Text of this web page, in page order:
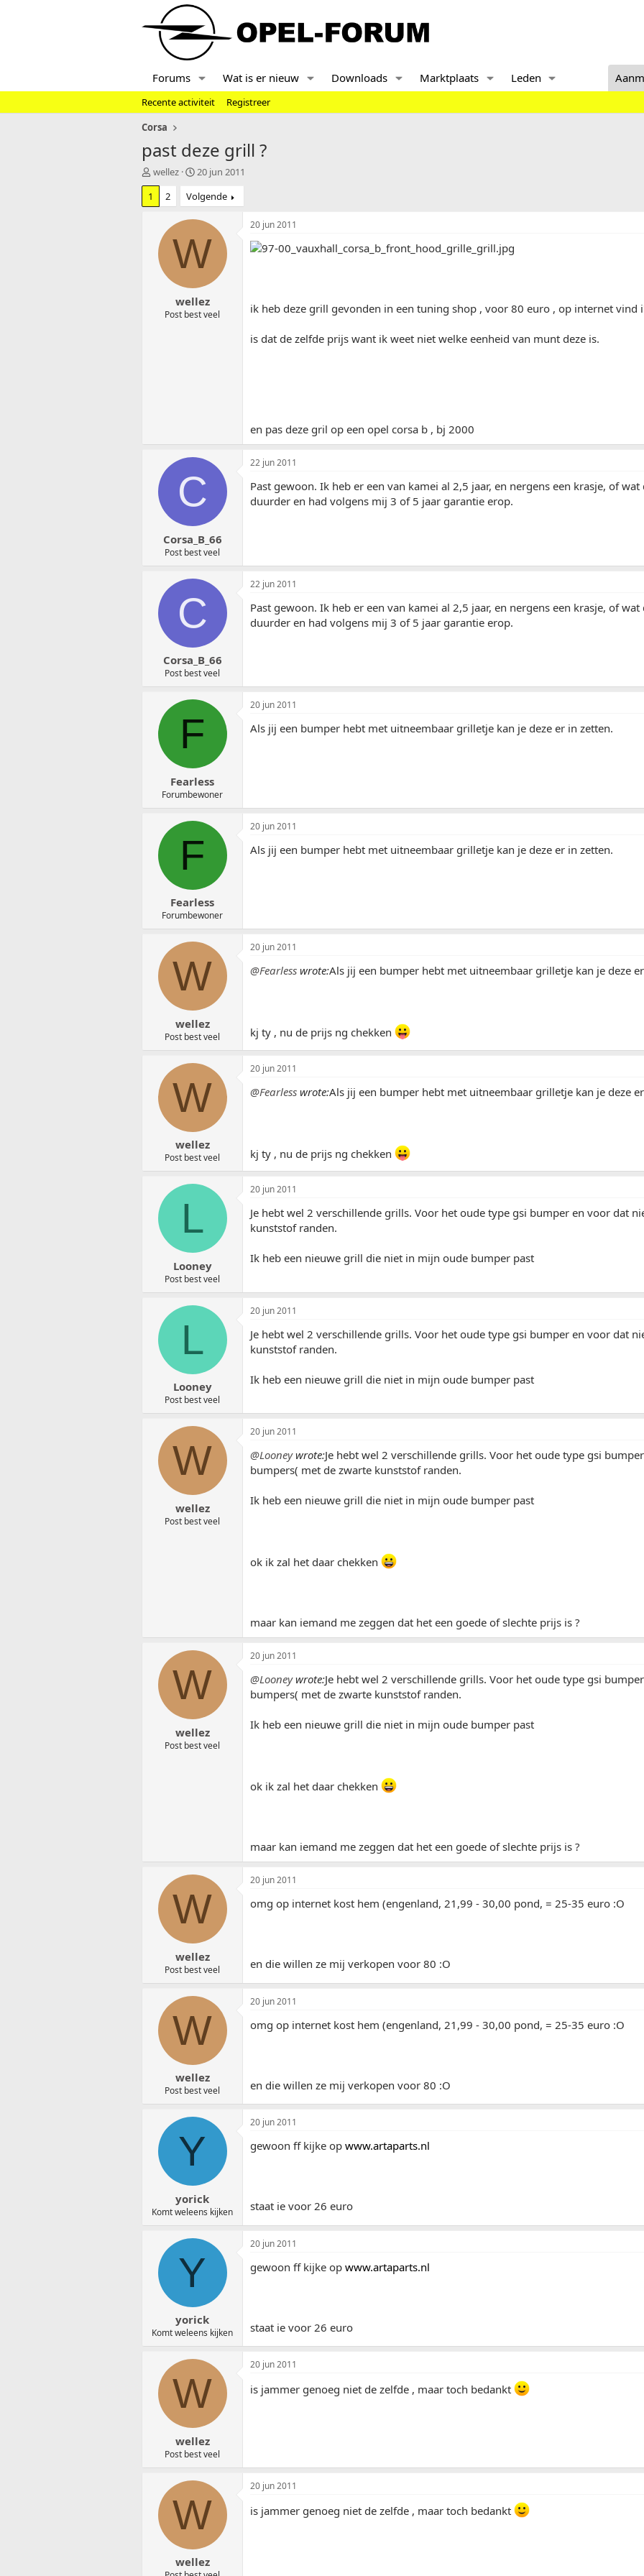
Forums Wat is er nieuw Downloads Marktplaats Leden
Recente activiteit
Registreer
Corsa
past deze grill ?
T
o
i
wellez
S
a
r
t
a
t
m
20 jun 2011
1
2 Volgende
W
wellez
Post best veel
20 jun 2011
ik heb deze grill gevonden in een tuning shop , voor 80 euro , op internet vind
is dat de zelfde prijs want ik weet niet welke eenheid van munt deze is.
en pas deze gril op een opel corsa b , bj 2000
C
Corsa_B_66
Post best veel
22 jun 2011
Past gewoon. Ik heb er een van kamei al 2,5 jaar, en nergens een krasje, of
duurder en had volgens mij 3 of 5 jaar garantie erop.
C
Corsa_B_66
Post best veel
22 jun 2011
Past gewoon. Ik heb er een van kamei al 2,5 jaar, en nergens een krasje, of
duurder en had volgens mij 3 of 5 jaar garantie erop.
F
Fearless
Forumbewoner
20 jun 2011
Als jij een bumper hebt met uitneembaar grilletje kan je deze er in zetten.
F
Fearless
Forumbewoner
20 jun 2011
Als jij een bumper hebt met uitneembaar grilletje kan je deze er in zetten.
W
wellez
Post best veel
20 jun 2011
@Fearless wrote:Als jij een bumper hebt met uitneembaar grilletje kan je deze
kj ty , nu de prijs ng chekken
W
wellez
Post best veel
20 jun 2011
@Fearless wrote:Als jij een bumper hebt met uitneembaar grilletje kan je deze
kj ty , nu de prijs ng chekken
L
Looney
Post best veel
20 jun 2011
Je hebt wel 2 verschillende grills. Voor het oude type gsi bumper en voor dat
kunststof randen.
Ik heb een nieuwe grill die niet in mijn oude bumper past
L
Looney
Post best veel
20 jun 2011
Je hebt wel 2 verschillende grills. Voor het oude type gsi bumper en voor dat
kunststof randen.
Ik heb een nieuwe grill die niet in mijn oude bumper past
W
wellez
Post best veel
20 jun 2011
@Looneywrote:Je hebt wel 2 verschillende grills. Voor het oude type gsi
bumpers( met de zwarte kunststof randen.
Ik heb een nieuwe grill die niet in mijn oude bumper past
ok ik zal het daar chekken
maar kan iemand me zeggen dat het een goede of slechte prijs is ?
W
wellez
Post best veel
20 jun 2011
@Looneywrote:Je hebt wel 2 verschillende grills. Voor het oude type gsi
bumpers( met de zwarte kunststof randen.
Ik heb een nieuwe grill die niet in mijn oude bumper past
ok ik zal het daar chekken
maar kan iemand me zeggen dat het een goede of slechte prijs is ?
W
wellez
Post best veel
20 jun 2011
omg op internet kost hem (engenland, 21,99 - 30,00 pond, = 25-35 euro :O
en die willen ze mij verkopen voor 80 :O
W
wellez
Post best veel
20 jun 2011
omg op internet kost hem (engenland, 21,99 - 30,00 pond, = 25-35 euro :O
en die willen ze mij verkopen voor 80 :O
Y
yorick
Komt weleens kijken
20 jun 2011
gewoon ff kijke op www.artaparts.nl
staat ie voor 26 euro
Y
yorick
Komt weleens kijken
20 jun 2011
gewoon ff kijke op www.artaparts.nl
staat ie voor 26 euro
W
wellez
Post best veel
20 jun 2011
is jammer genoeg niet de zelfde , maar toch bedankt
W
wellez
20 jun 2011
is jammer genoeg niet de zelfde , maar toch bedankt